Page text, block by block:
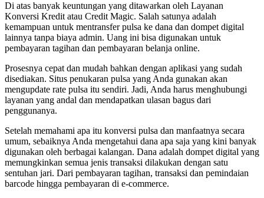
Di atas banyak keuntungan yang ditawarkan oleh Layanan
Konversi Kredit atau Credit Magic. Salah satunya adalah
kemampuan untuk mentransfer pulsa ke dana dan dompet digital
lainnya tanpa biaya admin. Uang ini bisa digunakan untuk
pembayaran tagihan dan pembayaran belanja online.
Prosesnya cepat dan mudah bahkan dengan aplikasi yang sudah
disediakan. Situs penukaran pulsa yang Anda gunakan akan
mengupdate rate pulsa itu sendiri. Jadi, Anda harus menghubungi
layanan yang andal dan mendapatkan ulasan bagus dari
penggunanya.
Setelah memahami apa itu konversi pulsa dan manfaatnya secara
umum, sebaiknya Anda mengetahui dana apa saja yang kini banyak
digunakan oleh berbagai kalangan. Dana adalah dompet digital yang
memungkinkan semua jenis transaksi dilakukan dengan satu
sentuhan jari. Dari pembayaran tagihan, transaksi dan pemindaian
barcode hingga pembayaran di e-commerce.